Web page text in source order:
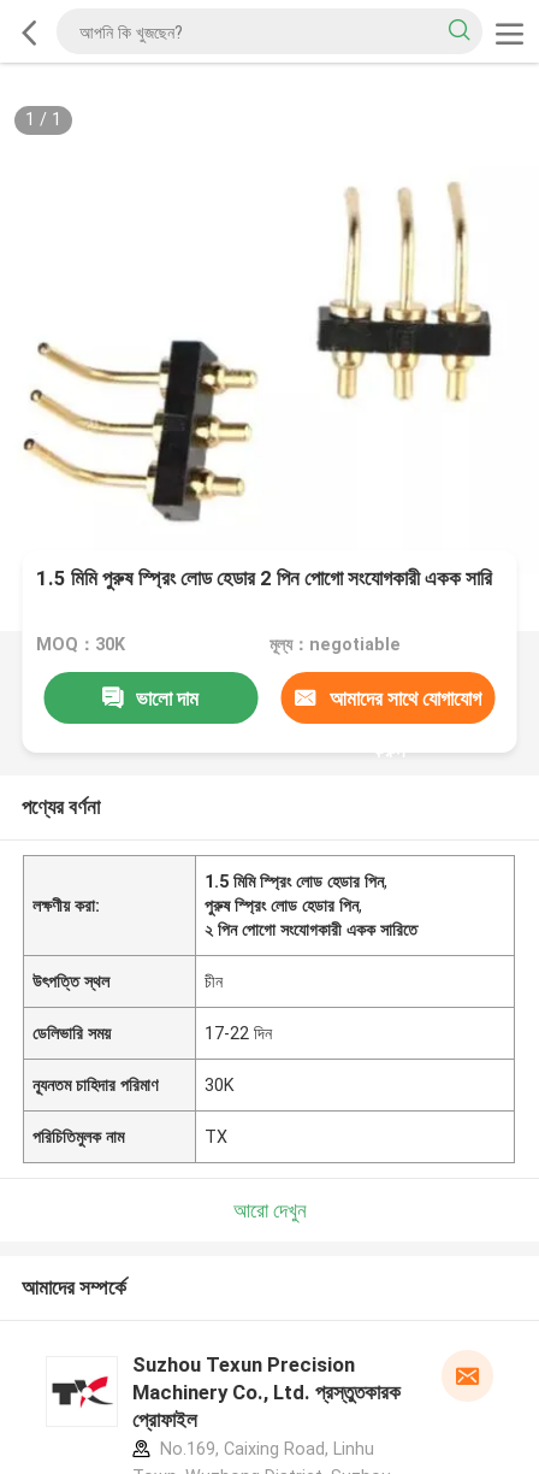
1 / 1
1.5 মিমি পুরুষ স্প্রিং লোড হেডার 2 পিন পোগো সংযোগকারী একক সারি
MOQ：30K মূল্য：negotiable
ভালো দাম আমাদের সাথে যোগাযোগ
করুন
পণ্যের বর্ণনা
লক্ষণীয় করা:
1.5 মিমি স্প্রিং লোড হেডার পিন,
পুরুষ স্প্রিং লোড হেডার পিন,
২ পিন পোগো সংযোগকারী একক সারিতে
উৎপত্তি স্থল চীন
ডেলিভারি সময় 17-22 দিন
ন্যূনতম চাহিদার পরিমাণ 30K
পরিচিতিমুলক নাম TX
আরো দেখুন
আমাদের সম্পর্কে
Suzhou Texun Precision
Machinery Co., Ltd. প্রস্তুতকারক
প্রোফাইল
No.169, Caixing Road, Linhu